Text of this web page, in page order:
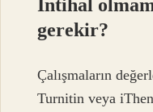
İntihal
gerekir?
Çalışmaların
Turnitin veya